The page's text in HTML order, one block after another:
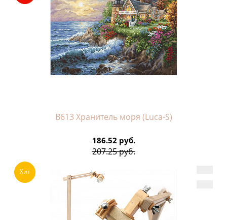
B613 Хранитель моря (Luca-S)
186.52 руб.
207.25 руб.
Хит